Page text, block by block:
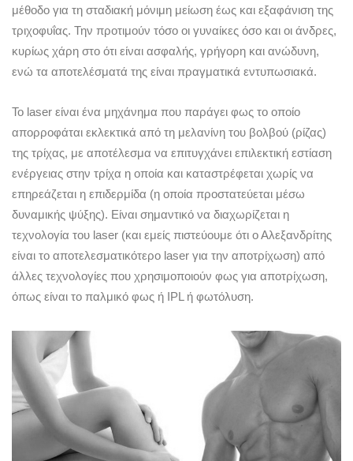
μέθοδο για τη σταδιακή μόνιμη μείωση έως και εξαφάνιση της
τριχοφυΐας. Την προτιμούν τόσο οι γυναίκες όσο και οι άνδρες,
κυρίως χάρη στο ότι είναι ασφαλής, γρήγορη και ανώδυνη,
ενώ τα αποτελέσματά της είναι πραγματικά εντυπωσιακά.
To laser είναι ένα μηχάνημα που παράγει φως το οποίο
απορροφάται εκλεκτικά από τη μελανίνη του βολβού (ρίζας)
της τρίχας, με αποτέλεσμα να επιτυγχάνει επιλεκτική εστίαση
ενέργειας στην τρίχα η οποία και καταστρέφεται χωρίς να
επηρεάζεται η επιδερμίδα (η οποία προστατεύεται μέσω
δυναμικής ψύξης). Είναι σημαντικό να διαχωρίζεται η
τεχνολογία του laser (και εμείς πιστεύουμε ότι ο Αλεξανδρίτης
είναι το αποτελεσματικότερο laser για την αποτρίχωση) από
άλλες τεχνολογίες που χρησιμοποιούν φως για αποτρίχωση,
όπως είναι το παλμικό φως ή IPL ή φωτόλυση.